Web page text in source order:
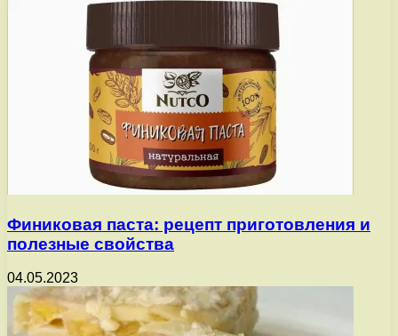
Финиковая паста: рецепт приготовления и
полезные свойства
04.05.2023